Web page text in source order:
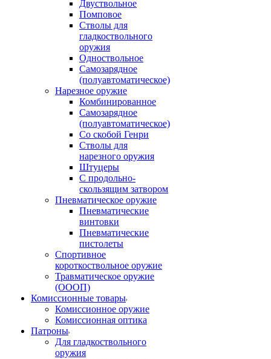
Двуствольное
Помповое
Стволы для
гладкоствольного
оружия
Одноствольное
Самозарядное
(полуавтоматическое)
Нарезное оружие
Комбинированное
Самозарядное
(полуавтоматическое)
Со скобой Генри
Стволы для
нарезного оружия
Штуцеры
С продольно-
скользящим затвором
Пневматическое оружие
Пневматические
винтовки
Пневматические
пистолеты
Спортивное
короткоствольное оружие
Травматическое оружие
(ОООП)
Комиссионные товары
Комиссионное оружие
Комиссионная оптика
Патроны
Для гладкоствольного
оружия